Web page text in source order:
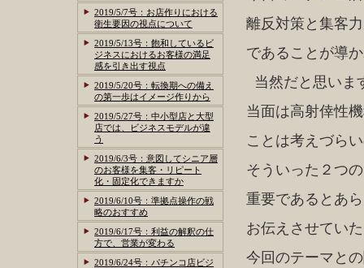
離反対策と集客
であることが導
当然だと思いま
当面は高射倖性
ことは考えづら
そういった２つ
重要であるとあ
お伝えさせてい
今回のテーマと
2019/5/7号：お店作りにおける
衛生要因の視点について
2019/5/13号：飽和しているビ
ジネスにおけるお客様の満足
感を引き出す視点
2019/5/20号：転換期への備え
の第一歩はイメージ作りから
2019/5/27号：中小型店と大型
店では、ビジネスモデルが違
う
2019/6/3号：意図してシニア層
のお客様を集客・リピート
化・固定化できますか
2019/6/10号：準拠点操作の戦
略のおすすめ
2019/6/17号：利益の解釈の仕
方で、営業が変わる
2019/6/24号：パチンコ店ビジ